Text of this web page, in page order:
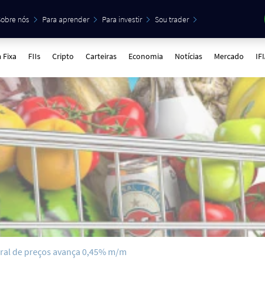
nós Para aprender Para investir Sou trader
Fixa FIIs Cripto Carteiras Economia Notícias Mercado
de preços avança 0,45% m/m